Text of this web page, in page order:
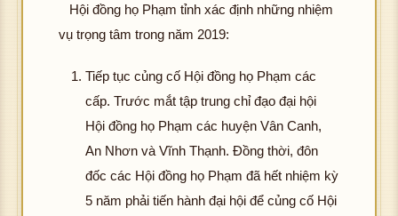
Hội đồng họ Phạm tỉnh xác định những nhiệm
vụ trọng tâm trong năm 2019:
Tiếp tục củng cố Hội đồng họ Phạm các
cấp. Trước mắt tập trung chỉ đạo đại hội
Hội đồng họ Phạm các huyện Vân Canh,
An Nhơn và Vĩnh Thạnh. Đồng thời, đôn
đốc các Hội đồng họ Phạm đã hết nhiệm kỳ
5 năm phải tiến hành đại hội để củng cố Hội